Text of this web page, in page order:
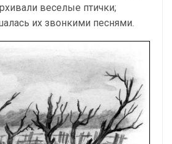
веселые птички;
их звонкими песнями.